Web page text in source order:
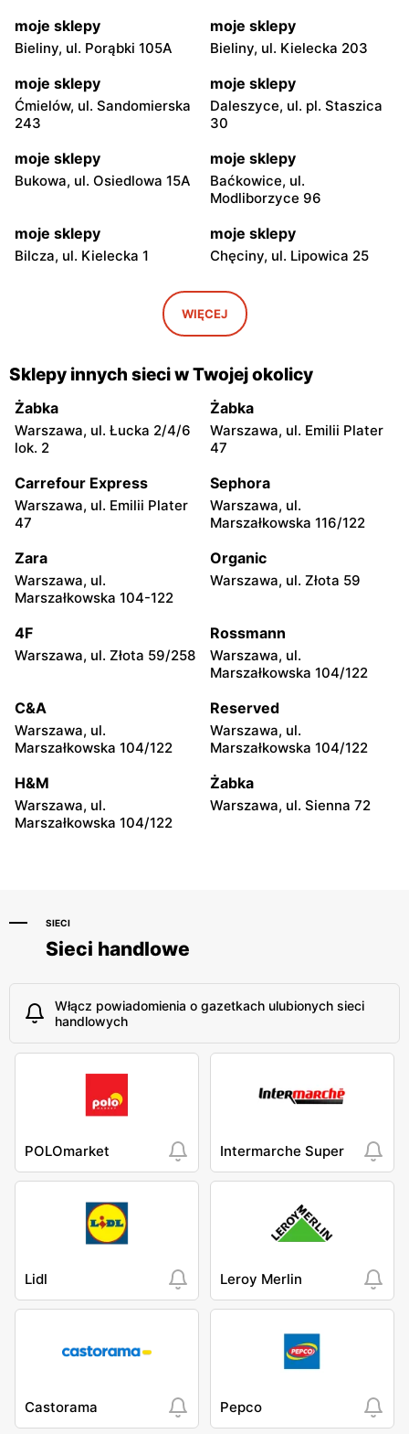
moje sklepy
Bieliny, ul. Porąbki 105A
moje sklepy
Bieliny, ul. Kielecka 203
moje sklepy
Ćmielów, ul. Sandomierska
243
moje sklepy
Daleszyce, ul. pl. Staszica
30
moje sklepy
Bukowa, ul. Osiedlowa 15A
moje sklepy
Baćkowice, ul.
Modliborzyce 96
moje sklepy
Bilcza, ul. Kielecka 1
moje sklepy
Chęciny, ul. Lipowica 25
Iwaniska, ul. Ujazdowska 5
moje sklepy
Bogoria, ul. Rynek 30
Gorzyce, ul. Szkolna 44 Grębów, ul. Wydrza 180
moje sklepy
Jadachy, ul. Jadachy 111
moje sklepy
Jeżowe, ul. Zalesie 77
Kazimierza Wielka, ul.
Kolejowa 15
Kamień, ul. Błonie 23
Górki, ul. Górki 71
Gumniska, ul. Gumniska
157C
Iwierzyce, ul. Iwierzyce
152A
Tczew, ul. Franciszka Żwirki
61
Hyżne, ul. Hyżne 100 Jarosław, ul. Pełkińska 147
moje sklepy moje sklepy
WIĘCEJ
Sklepy innych sieci w Twojej okolicy
Żabka
Warszawa, ul. Łucka 2/4/6
lok. 2
Żabka
Warszawa, ul. Emilii Plater
47
Carrefour Express
Warszawa, ul. Emilii Plater
47
Sephora
Warszawa, ul.
Marszałkowska 116/122
Zara
Warszawa, ul.
Marszałkowska 104-122
Organic
Warszawa, ul. Złota 59
4F
Warszawa, ul. Złota 59/258
Rossmann
Warszawa, ul.
Marszałkowska 104/122
C&A
Warszawa, ul.
Marszałkowska 104/122
Reserved
Warszawa, ul.
Marszałkowska 104/122
H&M
Warszawa, ul.
Marszałkowska 104/122
Żabka
Warszawa, ul. Sienna 72
SIECI
Sieci handlowe
Włącz powiadomienia o gazetkach ulubionych sieci
handlowych
POLOmarket Intermarche Super
Lidl Leroy Merlin
Castorama Pepco